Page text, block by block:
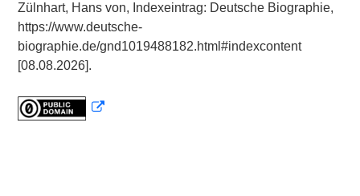
Zülnhart, Hans von, Indexeintrag: Deutsche Biographie,
https://www.deutsche-
biographie.de/gnd1019488182.html#indexcontent
[08.08.2026].